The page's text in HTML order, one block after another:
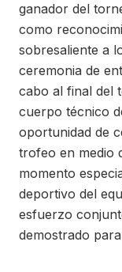
ganador del
como
sobresaliente a
ceremonia de
cabo al final del
cuerpo técnico
oportunidad de
trofeo en medio
momento
deportivo del
esfuerzo
demostrado